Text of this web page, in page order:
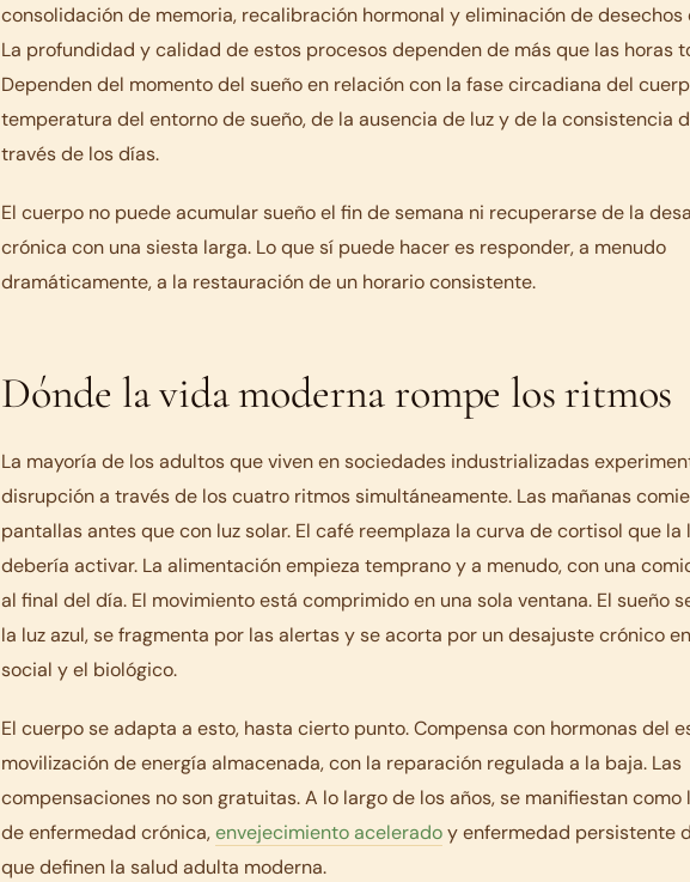
consolidación de memoria, recalibración hormonal y eliminación de desechos
La profundidad y calidad de estos procesos dependen de más que las horas
Dependen del momento del sueño en relación con la fase circadiana del
temperatura del entorno de sueño, de la ausencia de luz y de la consistencia
través de los días.
El cuerpo no puede acumular sueño el fin de semana ni recuperarse de la
crónica con una siesta larga. Lo que sí puede hacer es responder, a menudo
dramáticamente, a la restauración de un horario consistente.
Dónde la vida moderna rompe los ritmos
La mayoría de los adultos que viven en sociedades industrializadas
disrupción a través de los cuatro ritmos simultáneamente. Las mañanas
pantallas antes que con luz solar. El café reemplaza la curva de cortisol que la
debería activar. La alimentación empieza temprano y a menudo, con una
al final del día. El movimiento está comprimido en una sola ventana. El sueño
la luz azul, se fragmenta por las alertas y se acorta por un desajuste crónico
social y el biológico.
El cuerpo se adapta a esto, hasta cierto punto. Compensa con hormonas del
movilización de energía almacenada, con la reparación regulada a la baja. Las
compensaciones no son gratuitas. A lo largo de los años, se manifiestan como
de enfermedad crónica,envejecimiento aceleradoy enfermedad persistente
que definen la salud adulta moderna.